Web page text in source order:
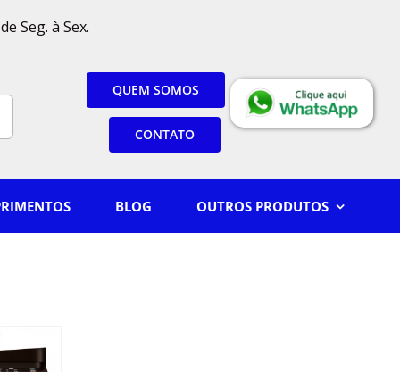
Seg. à Sex.
QUEM SOMOS
CONTATO
BLOG OUTROS PRODUTOS